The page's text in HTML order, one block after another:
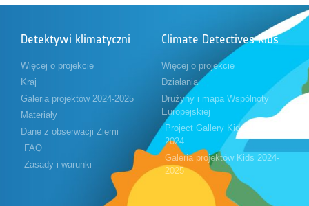
Detektywi klimatyczni
Więcej o projekcie
Kraj
Galeria projektów 2024-2025
Materiały
Dane z obserwacji Ziemi
FAQ
Zasady i warunki
Climate Detectives Kids
Więcej o projekcie
Działania
Drużyny i mapa Wspólnoty
Europejskiej
Project Gallery Kids 2023-
2024
Galeria projektów Kids 2024-
2025